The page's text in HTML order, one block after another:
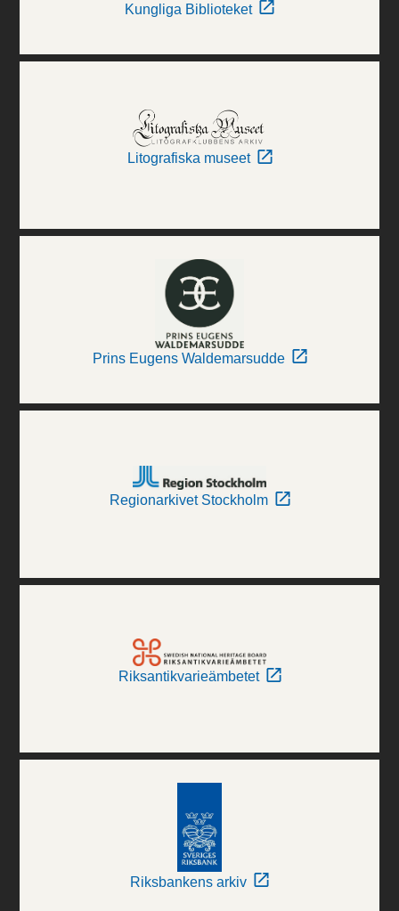
Kungliga Biblioteket
Litografiska museet
Prins Eugens Waldemarsudde
Regionarkivet Stockholm
Riksantikvarieämbetet
Riksbankens arkiv